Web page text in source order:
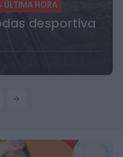
ÚLTIMA HORA
desportiva